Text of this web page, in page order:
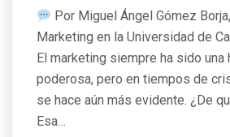
Por Miguel Ángel Gómez
Marketing en la Universidad de
El marketing siempre ha sido una
poderosa, pero en tiempos de
se hace aún más evidente. ¿De
Esa…